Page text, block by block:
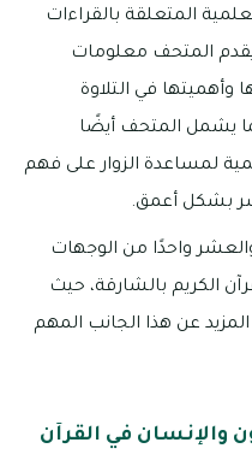
المتعلقة بالقراءات
المتحف معلومات
في التلاوة
يشمل المتحف أيضًا
لمساعدة الزوار على فهم
بشكل أعمق.
واحدًا من الوجهات
الكريم بالشارقة، حيث
عن هذا الجانب المهم
والإنسان في القرآن